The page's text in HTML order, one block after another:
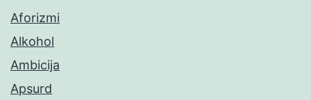
Aforizmi
Alkohol
Ambicija
Apsurd